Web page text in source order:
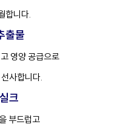
합니다.
출물
영양 공급으로
사합니다.
크
부드럽고